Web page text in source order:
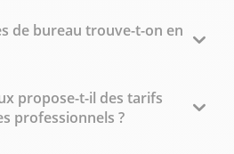
de bureau trouve-t-on en
propose-t-il des tarifs
professionnels ?